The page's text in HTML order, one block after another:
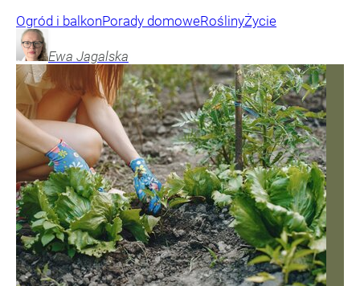
Ogród i balkonPorady domoweRoślinyŻycie
Ewa Jagalska